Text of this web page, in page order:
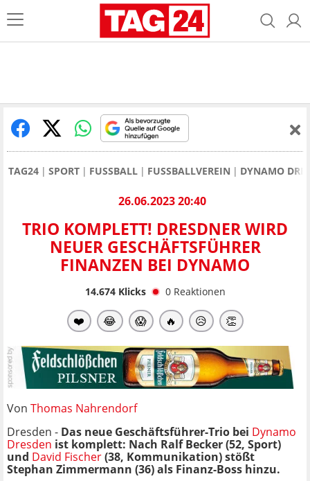
TAG24 SPORT FUSSBALL FUSSBALLVEREIN DYNAMO
26.06.2023 20:40
TRIO KOMPLETT! DRESDNER WIRD
NEUER GESCHÄFTSFÜHRER
FINANZEN BEI DYNAMO
14.674Klicks 0 Reaktionen
❤️ 😂 😱 🔥 😥 👏
Von Thomas Nahrendorf
Dresden - Das neue Geschäftsführer-Trio bei Dynamo
Dresden ist komplett: Nach Ralf Becker (52, Sport)
und David Fischer(38, Kommunikation) stößt
Stephan Zimmermann (36) als Finanz-Boss hinzu.